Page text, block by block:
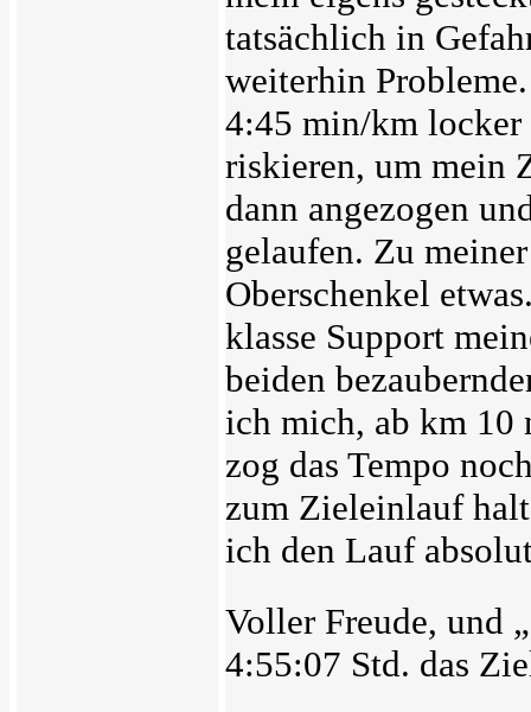
tatsächlich in
weiterhin
4:45 min/km locker
riskieren, um mein
dann angezogen
gelaufen. Zu
Oberschenkel
klasse Support
beiden
ich mich, ab km 10
zog das Tempo
zum Zieleinlauf
ich den Lauf
Voller Freude, und
4:55:07 Std. das